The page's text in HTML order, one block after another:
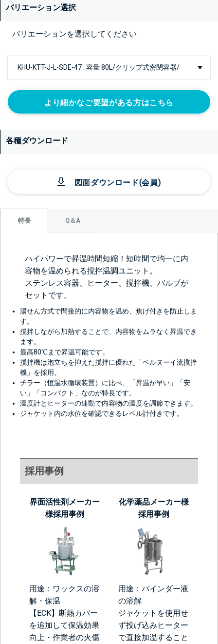
バリエーション選択
バリエーションを選択してください
より細かなご要望がある方はこちら
各種ダウンロード
図面ダウンロード(会員)
特長 Q＆A
ハイパワーで昇温時間短縮！短時間で均一に内
容物を温められる撹拌温調ユニット。
ステンレス容器、ヒーター、撹拌機、バルブが
セットです。
湯せん方式で間接的に内容物を温め、焦げ付きを防止しま
す。
撹拌しながら加熱することで、内容物をムラなく昇温でき
ます。
最高80℃まで昇温可能です。
撹拌機は泡立ちを抑えた撹拌に優れた「ベルヌーイ流撹拌
機」を採用。
チラー（恒温水循環装置）に比べ、「昇温が早い」「安
い」「コンパクト」なのが特長です。
温度計とヒーターの連動で内容物の温度を調節できます。
ジャケット内の水位を確認できるレベル計付きです。
採用事例
界面活性剤メーカー
様採用事例
用途：ワックスの溶
解・保温
【ECK】断熱カバー
を追加して保温効果
向上・作業者の火傷
化学薬品メーカー様
採用事例
用途：バインダー液
の溶解
ジャケットを使用せ
ず投げ込みヒーター
で直接加温すること